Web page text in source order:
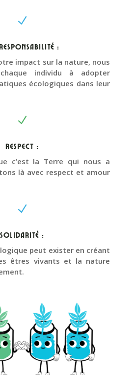
N
:
impact sur la nature, nous
individu à adopter
écologiques dans leur
N
Respect :
c’est la Terre qui nous a
là avec respect et amour
N
Solidarité :
peut exister en créant
êtres vivants et la nature